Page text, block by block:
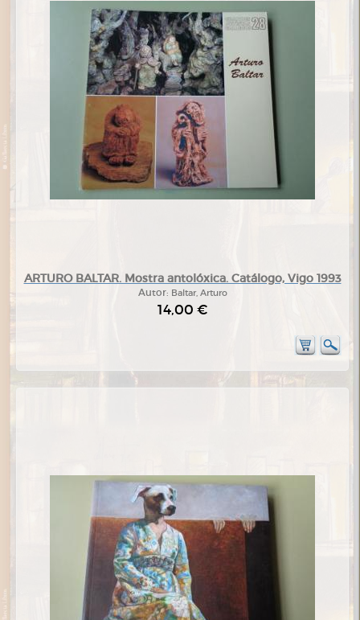
ARTURO BALTAR. Mostra antolóxica. Catálogo, Vigo 1993
Autor: Baltar, Arturo
14,00 €